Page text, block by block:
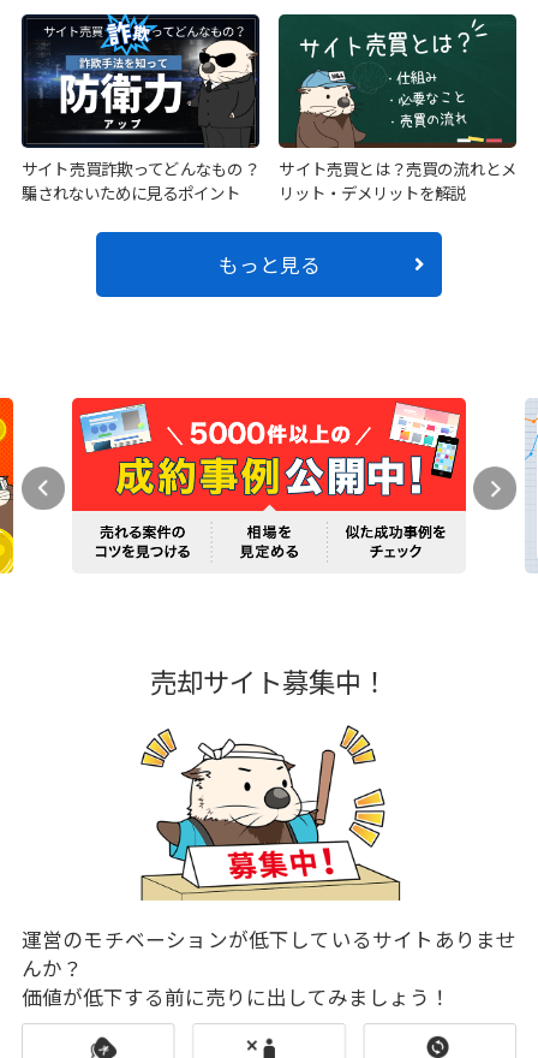
サイト売買詐欺ってどんなもの？
騙されないために見るポイント
サイト売買とは？売買の流れとメ
リット・デメリットを解説
もっと見る
売却サイト募集中！
運営のモチベーションが低下しているサイトありませ
んか？
価値が低下する前に売りに出してみましょう！